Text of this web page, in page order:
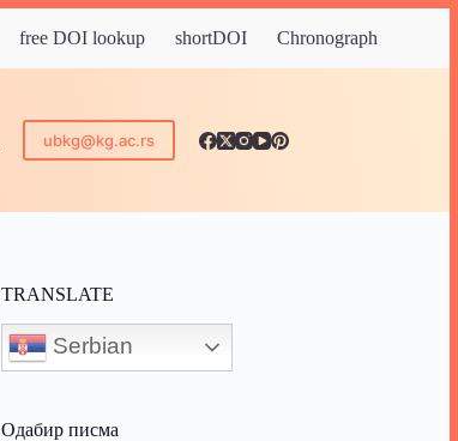
free DOI lookup shortDOI Chronograph
ubkg@kg.ac.rs
TRANSLATE
Serbian
Одабир писма